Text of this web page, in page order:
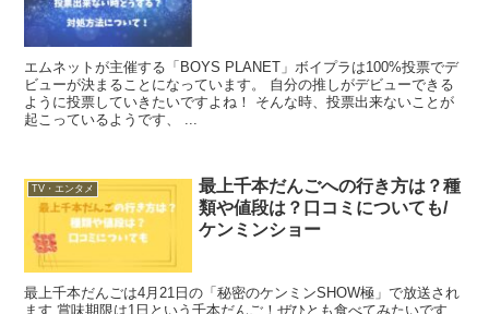
エムネットが主催する「BOYS PLANET」ボイプラは100%投票でデ
ビューが決まることになっています。 自分の推しがデビューできる
ように投票していきたいですよね！ そんな時、投票出来ないことが
起こっているようです、 ...
TV・エンタメ
最上千本だんごへの行き方は？種
類や値段は？口コミについても/
ケンミンショー
最上千本だんごは4月21日の「秘密のケンミンSHOW極」で放送され
ます 賞味期限は1日という千本だんご！ぜひとも食べてみたいです